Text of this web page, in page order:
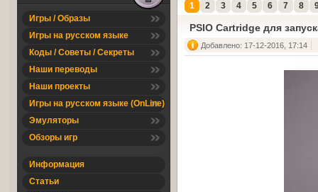
Игры / Образы
Игры на русском языке
Коды / Советы / Секреты
Наши переводы
Наши проекты
Игры на русском языке (OnLine)
Эмуляторы
Обзоры игр
Информация
Статьи
1 2 3 4 5 6 7 8
PSIO Cartridge для
Добавлено: 17-12-2016, 17:14